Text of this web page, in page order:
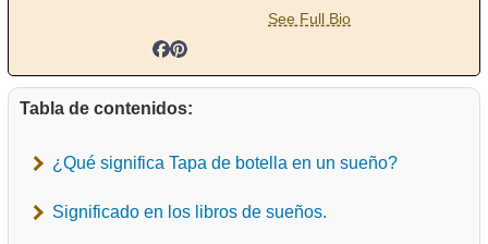
See Full Bio
Tabla de contenidos:
¿Qué significa Tapa de botella en un sueño?
Significado en los libros de sueños.